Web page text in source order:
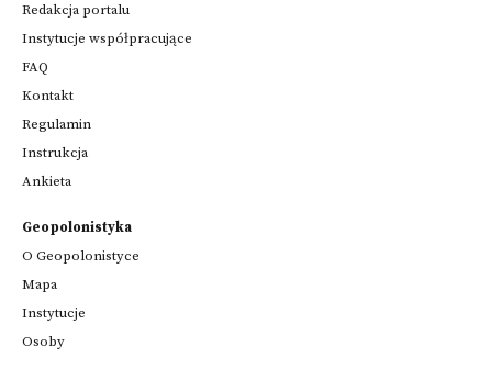
Redakcja portalu
Instytucje współpracujące
FAQ
Kontakt
Regulamin
Instrukcja
Ankieta
Geopolonistyka
O Geopolonistyce
Mapa
Instytucje
Osoby